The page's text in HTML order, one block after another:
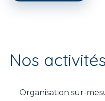
Nos
Organisation sur-